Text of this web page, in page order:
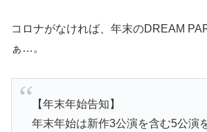
コロナがなければ、年末のDREAM
ぁ…。
【年末年始告知】
年末年始は新作3公演を含む5公演